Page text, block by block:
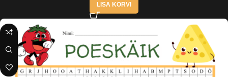
LISA KORVI